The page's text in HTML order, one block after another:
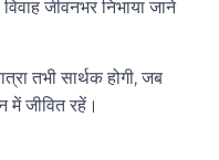
जीवनभर निभाया जाने
तभी सार्थक होगी, जब
में जीवित रहें।